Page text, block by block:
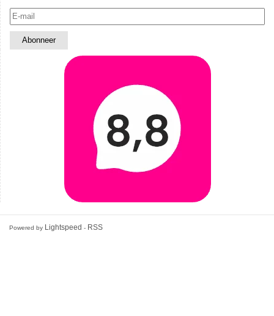
Powered by Lightspeed - RSS